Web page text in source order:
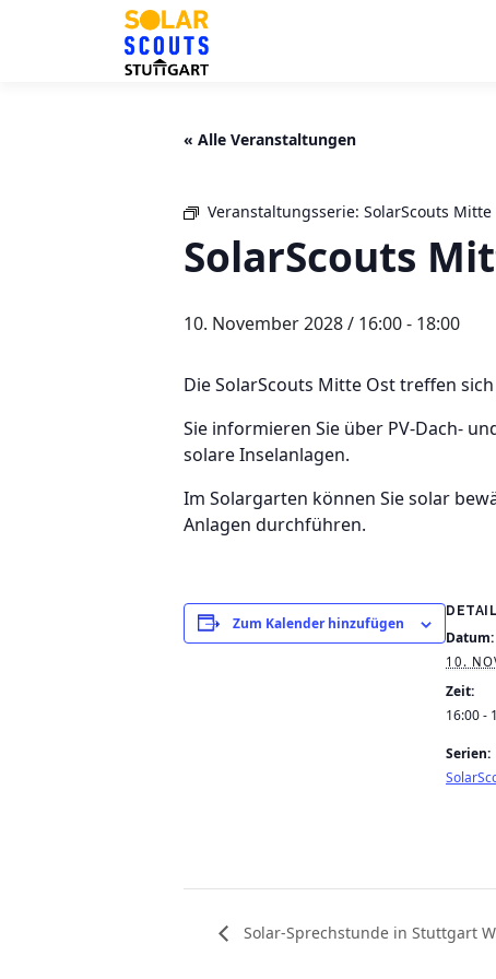
« Alle Veranstaltungen
Veranstaltungsserie: SolarScouts Mitte
SolarScouts
10. November 2028 / 16:00- 18:00
Die SolarScouts Mitte Ost treffen
Sie informieren Sie über PV-Dach-
solare Inselanlagen.
Im Solargarten können Sie solar
Anlagen durchführen.
Zum Kalender hinzufügen
Datum:
10.
Zeit:
16:00 -
Serien:
Solar-Sprechstunde in Stuttgart